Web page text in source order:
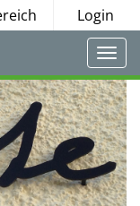
Login